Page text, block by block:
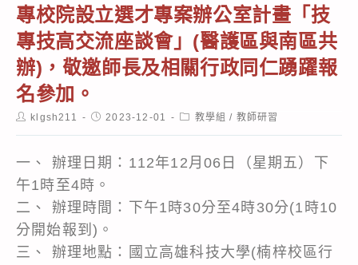
專校院設立選才專案辦公室計畫「技
專技高交流座談會」(醫護區與南區共
辦)，敬邀師長及相關行政同仁踴躍報
名參加。
Postklgsh211
Post2023-12-01
Post教學組 / 教師研習
一、 辦理日期：112年12月06日（星期五）下
午1時至4時。
二、 辦理時間：下午1時30分至4時30分(1時10
分開始報到)。
三、 辦理地點：國立高雄科技大學(楠梓校區行